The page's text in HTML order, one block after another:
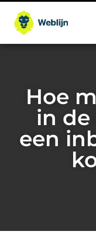
Hoe
in
een